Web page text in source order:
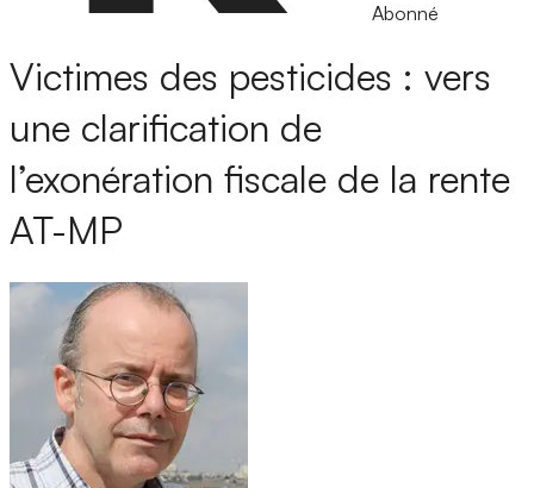
Abonné
Victimes des pesticides : vers
une clarification de
l’exonération fiscale de la rente
AT-MP